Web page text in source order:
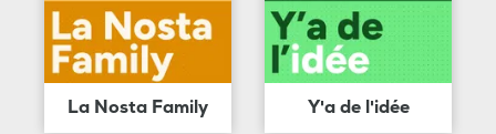
La Nosta Family Y'a de l'idée